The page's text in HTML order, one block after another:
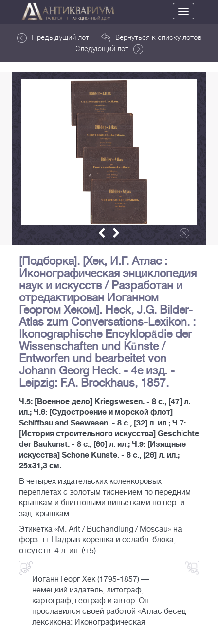
Toggle
navigation
Предыдущий лот
Вернуться к списку лотов
Следующий лот
[Подборка]. [Хек, И.Г. Атлас :
Иконографическая энциклопедия
наук и искусств / Разработан и
отредактирован Иоганном
Георгом Хеком]. Heck, J.G. Bilder-
Atlas zum Conversations-Lexikon. :
Ikonographische Encyklopädie der
Wissenschaften und Künste /
Entworfen und bearbeitet von
Johann Georg Heck. - 4е изд. -
Leipzig: F.A. Brockhaus, 1857.
Ч.5: [Военное дело] Kriegswesen. - 8 с., [47] л.
ил.; Ч.6: [Судостроение и морской флот]
Schiffbau and Seewesen. - 8 с., [32] л. ил.; Ч.7:
[История строительного искусства] Geschichte
der Baukunst. - 8 с., [60] л. ил.; Ч.9: [Изящные
искусства] Schone Kunste. - 6 с., [26] л. ил.;
25х31,3 см.
В четырех издательских коленкоровых
переплетах с золотым тиснением по передним
крышкам и блинтовыми виньетками по пер. и
зад. крышкам.
Этикетка «M. Arlt / Buchandlung / Moscau» на
форз. тт. Надрыв корешка и ослабл. блока,
отсутств. 4 л. ил. (ч.5).
Иоганн Георг Хек (1795-1857) —
немецкий издатель, литограф,
картограф, географ и автор. Он
прославился своей работой «Атлас бесед
лексикона: Иконографическая